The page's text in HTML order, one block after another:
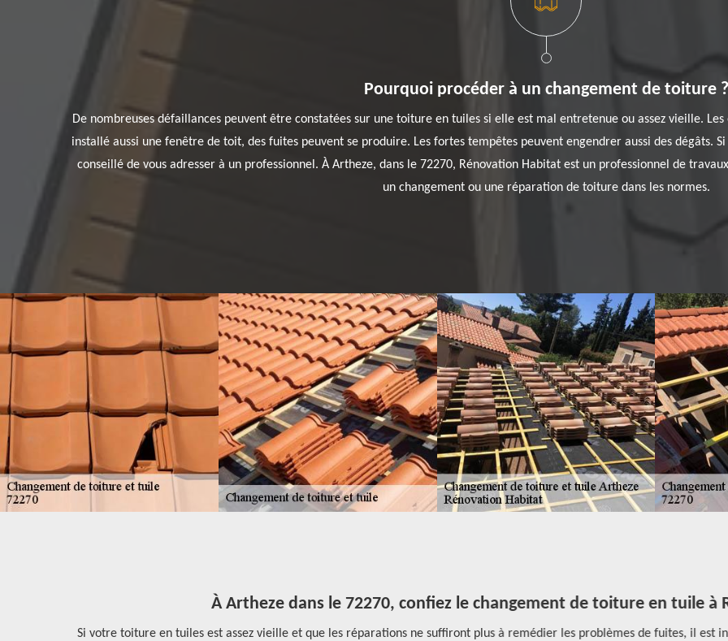
Pourquoi procéder à un changement de toiture ?
De nombreuses défaillances peuvent être constatées sur une toiture en tuiles si elle est mal entretenue ou assez vieille. Les
installé aussi une fenêtre de toit, des fuites peuvent se produire. Les fortes tempêtes peuvent engendrer aussi des dégâts.
conseillé de vous adresser à un professionnel. À Artheze, dans le 72270, Rénovation Habitat est un professionnel de
un changement ou une réparation de toiture dans les normes.
À Artheze dans le 72270, confiez le changement de toiture en tuile
Si votre toiture en tuiles est assez vieille et que les réparations ne suffiront plus à remédier les problèmes de fuites, il est